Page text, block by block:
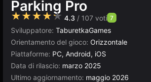
Parking Pro
★★★★★ 4.3 / 107 voti 7
Sviluppatore: TaburetkaGames
Orientamento del gioco: Orizzontale
Piattaforme: PC, Android, iOS
Data di rilascio: marzo 2025
Ultimo aggiornamento: maggio 2026